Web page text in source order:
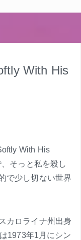
With His
With His
そっと私を殺し
で少し切ない世界
カロライナ州出身
1973年1月にシン